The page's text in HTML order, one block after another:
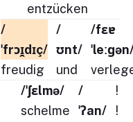
entzücken
/
ˈfrɔɪ̯dɪç/
freudig
/
ʊnt/
und
/fɛɐ
/ˈʃɛlmə/
schelme
/
ˈʔan/
!
!